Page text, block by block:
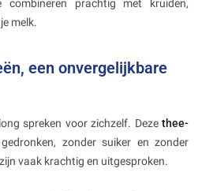
prachtig met kruiden,
melk.
een onvergelijkbare
spreken voor zichzelf. Deze thee-
zonder suiker en zonder
vaak krachtig en uitgesproken.